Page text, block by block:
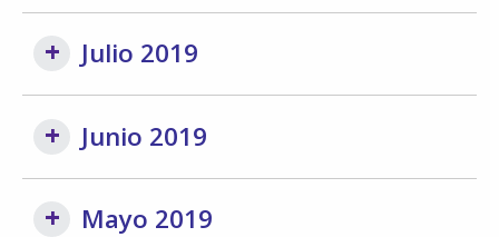
Julio 2019
Junio 2019
Mayo 2019